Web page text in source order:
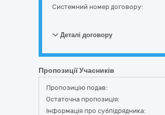
Системний номер договору:
Деталі договору
Пропозиції Учасників
Пропозицію подав:
Остаточна пропозиція:
Інформація про субпідрядника: